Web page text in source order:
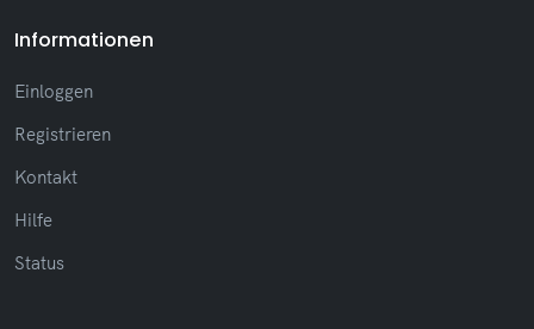
Informationen
Einloggen
Registrieren
Kontakt
Hilfe
Status